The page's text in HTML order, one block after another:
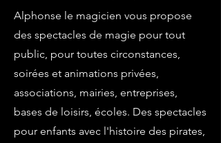
Alphonse le magicien vous propose
des spectacles de magie pour tout
public, pour toutes circonstances,
soirées et animations privées,
associations, mairies, entreprises,
bases de loisirs, écoles. Des spectacles
pour enfants avec l'histoire des pirates,